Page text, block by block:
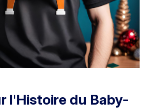
l'Histoire du Baby-